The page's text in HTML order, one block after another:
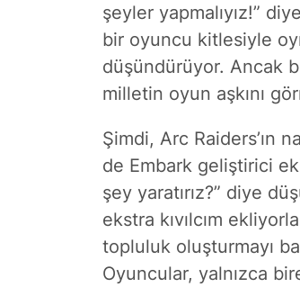
şeyler yapmalıyız!”
bir oyuncu kitlesiyle
düşündürüyor. Ancak
milletin oyun aşkını
Şimdi, Arc Raiders’ın
de Embark geliştirici
şey yaratırız?” diye
ekstra kıvılcım
topluluk oluşturmayı
Oyuncular, yalnızca